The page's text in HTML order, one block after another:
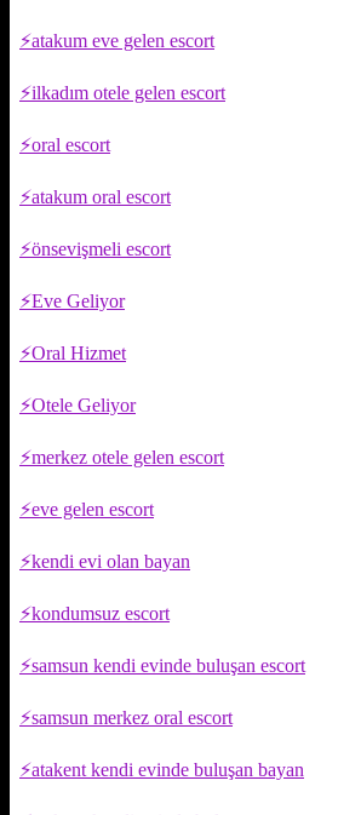
atakum eve gelen escort
ilkadım otele gelen escort
oral escort
atakum oral escort
önsevişmeli escort
Eve Geliyor
Oral Hizmet
Otele Geliyor
merkez otele gelen escort
eve gelen escort
kendi evi olan bayan
kondumsuz escort
samsun kendi evinde buluşan escort
samsun merkez oral escort
atakent kendi evinde buluşan bayan